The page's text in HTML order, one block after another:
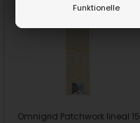
Funktionelle
Omnigrid Patchwork lineal 15